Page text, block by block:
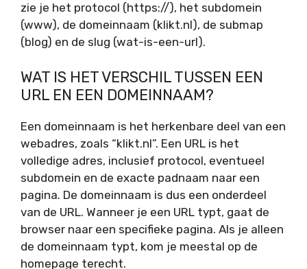
zie je het protocol (https://), het subdomein
(www), de domeinnaam (klikt.nl), de submap
(blog) en de slug (wat-is-een-url).
WAT IS HET VERSCHIL TUSSEN EEN
URL EN EEN DOMEINNAAM?
Een domeinnaam is het herkenbare deel van een
webadres, zoals “klikt.nl”. Een URL is het
volledige adres, inclusief protocol, eventueel
subdomein en de exacte padnaam naar een
pagina. De domeinnaam is dus een onderdeel
van de URL. Wanneer je een URL typt, gaat de
browser naar een specifieke pagina. Als je alleen
de domeinnaam typt, kom je meestal op de
homepage terecht.